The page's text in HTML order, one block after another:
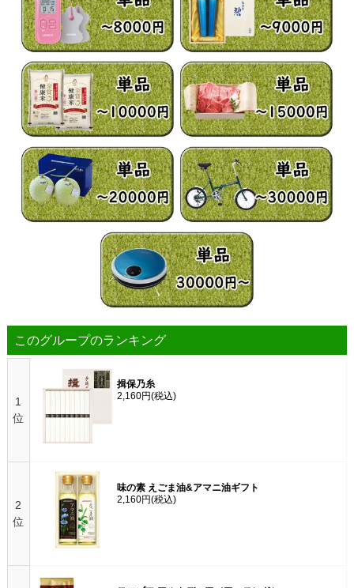
このグループのランキング
1
位
揖保乃糸
2,160円(税込)
2
位
味の素 えごま油&アマニ油ギフト
2,160円(税込)